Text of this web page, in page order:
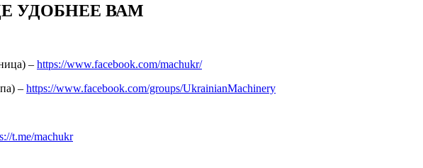
УДОБНЕЕ ВАМ
– https://www.facebook.com/machukr/
– https://www.facebook.com/groups/UkrainianMachinery
t.me/machukr